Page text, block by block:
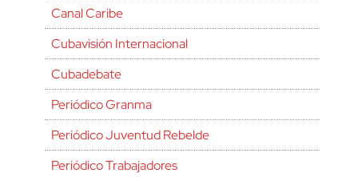
Canal Caribe
Cubavisión Internacional
Cubadebate
Periódico Granma
Periódico Juventud Rebelde
Periódico Trabajadores